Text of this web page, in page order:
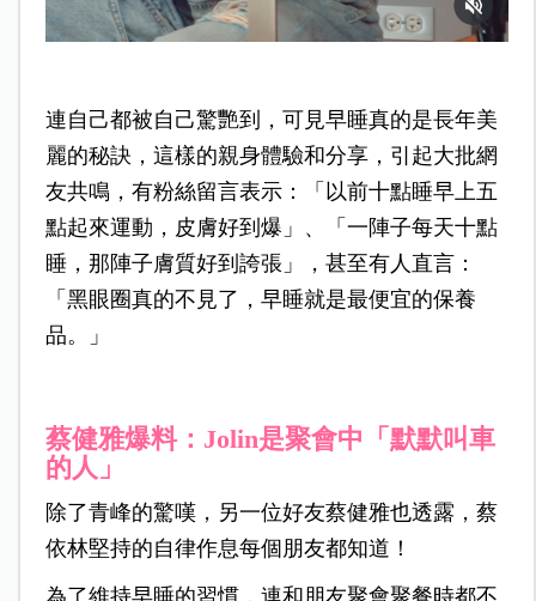
連自己都被自己驚艷到，可見早睡真的是長年美
麗的秘訣，這樣的親身體驗和分享，引起大批網
友共鳴，有粉絲留言表示：「以前十點睡早上五
點起來運動，皮膚好到爆」、「一陣子每天十點
睡，那陣子膚質好到誇張」，甚至有人直言：
「黑眼圈真的不見了，早睡就是最便宜的保養
品。」
蔡健雅爆料：Jolin是聚會中「默默叫車
的人」
除了青峰的驚嘆，另一位好友蔡健雅也透露，蔡
依林堅持的自律作息每個朋友都知道！